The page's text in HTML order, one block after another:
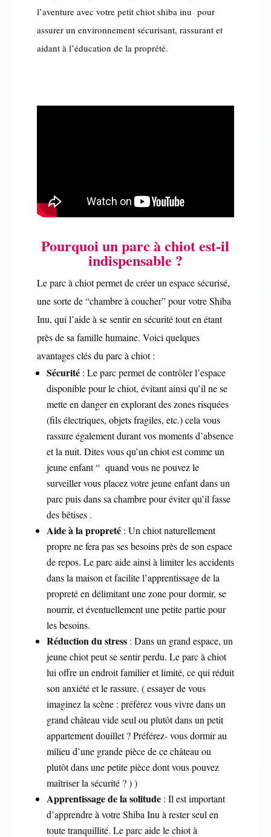
l’aventure avec votre petit chiot shiba inu pour
assurer un environnement sécurisant, rassurant et
aidant à l’éducation de la proprété.
Pourquoi un parc à chiot est-il
indispensable ?
Le parc à chiot permet de créer un espace sécurisé,
une sorte de “chambre à coucher” pour votre Shiba
Inu, qui l’aide à se sentir en sécurité tout en étant
près de sa famille humaine. Voici quelques
avantages clés du parc à chiot :
Sécurité: Le parc permet de contrôler l’espace
disponible pour le chiot, évitant ainsi qu’il ne se
mette en danger en explorant des zones risquées
(fils électriques, objets fragiles, etc.) cela vous
rassure également durant vos moments d’absence
et la nuit. Dites vous qu’un chiot est comme un
jeune enfant “ quand vous ne pouvez le
surveiller vous placez votre jeune enfant dans un
parc puis dans sa chambre pour éviter qu’il fasse
des bêtises .
Aide à la propreté: Un chiot naturellement
propre ne fera pas ses besoins près de son espace
de repos. Le parc aide ainsi à limiter les accidents
dans la maison et facilite l’apprentissage de la
propreté en délimitant une zone pour dormir, se
nourrir, et éventuellement une petite partie pour
les besoins.
Réduction du stress: Dans un grand espace, un
jeune chiot peut se sentir perdu. Le parc à chiot
lui offre un endroit familier et limité, ce qui réduit
son anxiété et le rassure. ( essayer de vous
imaginez la scène : préférez vous vivre dans un
grand château vide seul ou plutôt dans un petit
appartement douillet ? Préférez- vous dormir au
milieu d’une grande pièce de ce château ou
plutôt dans une petite pièce dont vous pouvez
maîtriser la sécurité ? ) )
Apprentissage de la solitude: Il est important
d’apprendre à votre Shiba Inu à rester seul en
toute tranquillité. Le parc aide le chiot à